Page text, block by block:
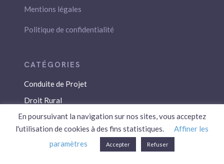
Mentions légales
Politique de confidentialité
Conduite de Projet
Droit Rural
Droit Social
Économie / Gestion
Environnement
En poursuivant la navigation sur nos sites, vous acceptez
l'utilisation de cookies à des fins statistiques.
Affiner les
paramètres
Accepter Refuser